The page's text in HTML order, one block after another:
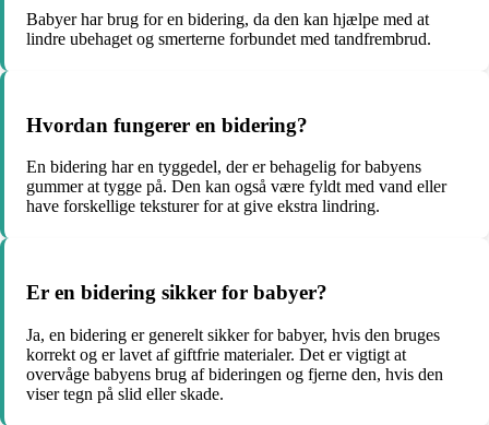
Babyer har brug for en bidering, da den kan hjælpe med at
lindre ubehaget og smerterne forbundet med tandfrembrud.
Hvordan fungerer en bidering?
En bidering har en tyggedel, der er behagelig for babyens
gummer at tygge på. Den kan også være fyldt med vand eller
have forskellige teksturer for at give ekstra lindring.
Er en bidering sikker for babyer?
Ja, en bidering er generelt sikker for babyer, hvis den bruges
korrekt og er lavet af giftfrie materialer. Det er vigtigt at
overvåge babyens brug af bideringen og fjerne den, hvis den
viser tegn på slid eller skade.